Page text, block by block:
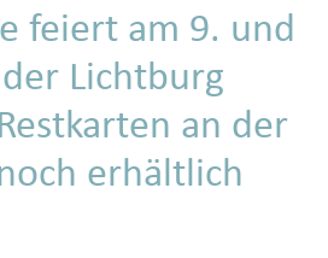
feiert am 9. und
Lichtburg
an der
erhältlich